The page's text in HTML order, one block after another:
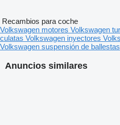
Anuncios similares
Recambios para coche
Volkswagen motores Volkswagen
culatas Volkswagen inyectores
Volkswagen suspensión de ballestas